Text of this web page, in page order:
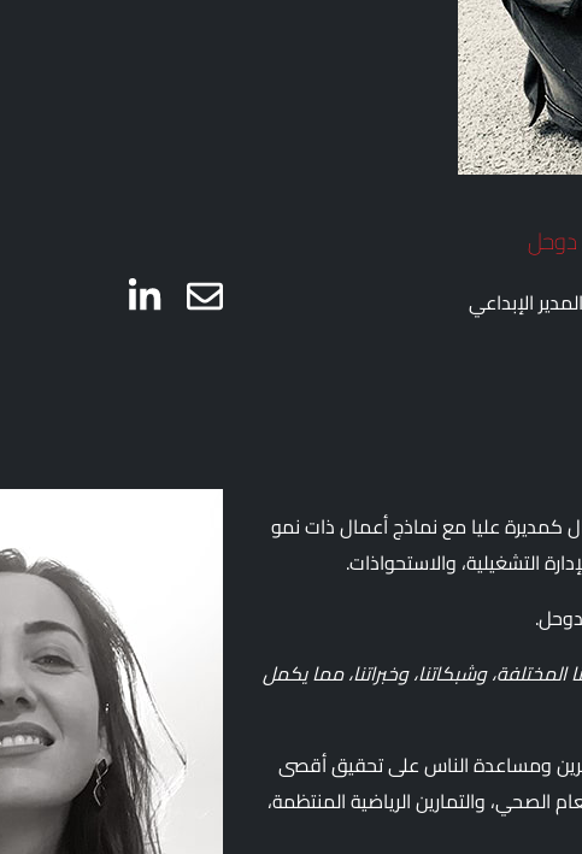
دوحل
الإبداعي
كمديرة عليا مع نماذج أعمال ذات نمو
التشغيلية، والاستحواذات.
وشبكاتنا، وخبراتنا، مما يكمل
ومساعدة الناس على تحقيق أقصى
الصحي، والتمارين الرياضية المنتظمة،